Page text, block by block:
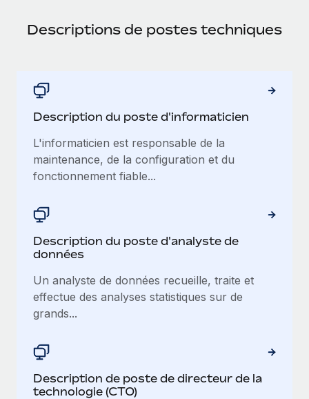
Descriptions de postes techniques
Description du poste d'informaticien
L'informaticien est responsable de la
maintenance, de la configuration et du
fonctionnement fiable...
Description du poste d'analyste de
données
Un analyste de données recueille, traite et
effectue des analyses statistiques sur de
grands...
Description de poste de directeur de la
technologie (CTO)